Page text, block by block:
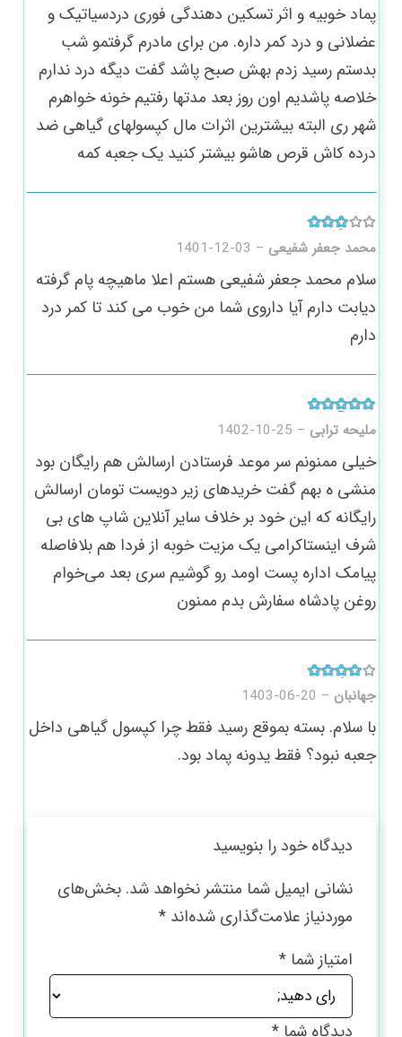
پماد خوبیه و اثر تسکین دهندگی فوری دردسیاتیک و
عضلانی و درد کمر داره. من برای مادرم گرفتمو شب
بدستم رسید زدم بهش صبح پاشد گفت دیگه درد ندارم
خلاصه پاشدیم اون روز بعد مدتها رفتیم خونه خواهرم
شهر ری البته بیشترین اثرات مال کپسولهای گیاهی ضد
درده کاش قرص هاشو بیشتر کنید یک جعبه کمه
3 از 5
محمد جعفر شفیعی –
1401-12-03
سلام محمد جعفر شفیعی هستم اعلا ماهیچه پام‌ گرفته
دیابت دارم آیا داروی شما من خوب می کند تا کمر درد
دارم
امتیاز 5 از 5
ملیحه ترابی –
1402-10-25
خیلی ممنونم سر موعد فرستادن ارسالش هم رایگان بود
منشی ه بهم گفت خریدهای زیر دویست تومان ارسالش
رایگانه که این خود بر خلاف سایر آنلاین شاپ های بی
شرف اینستاکرامی یک مزیت خوبه از فردا هم بلافاصله
پیامک اداره پست اومد رو گوشیم سری بعد می‌خوام
روغن پادشاه سفارش بدم ممنون
امتیاز4
جهانبان –
1403-06-20
با سلام. بسته بموقع رسید فقط چرا کپسول گیاهی داخل
جعبه نبود؟ فقط یدونه پماد بود.
دیدگاه خود را بنویسید
نشانی ایمیل شما منتشر نخواهد شد. بخش‌های
موردنیاز علامت‌گذاری شده‌اند *
امتیاز شما *
دیدگاه شما *